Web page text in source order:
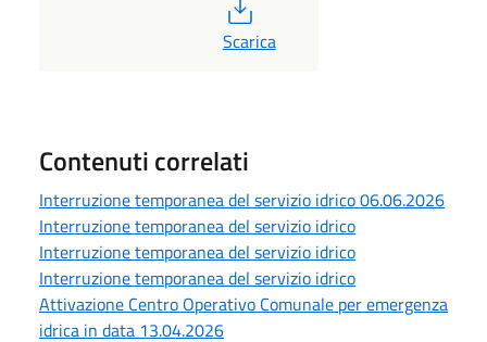
PDF
Scarica
Contenuti correlati
Interruzione temporanea del servizio idrico 06.06.2026
Interruzione temporanea del servizio idrico
Interruzione temporanea del servizio idrico
Interruzione temporanea del servizio idrico
Attivazione Centro Operativo Comunale per emergenza
idrica in data 13.04.2026